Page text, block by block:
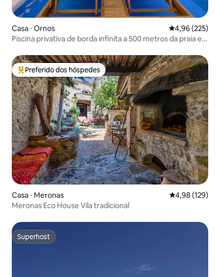
Casa ⋅ Ornos 4,96 de uma
4,96 (225)
Piscina privativa de borda infinita a 500 metros da praia e
Entre os melhores preferidos dos hóspedes
Preferido dos hóspedes
Casa ⋅ Meronas 4,98 de uma
4,98 (129)
Meronas Eco House Vila tradicional
Superhost
Superhost